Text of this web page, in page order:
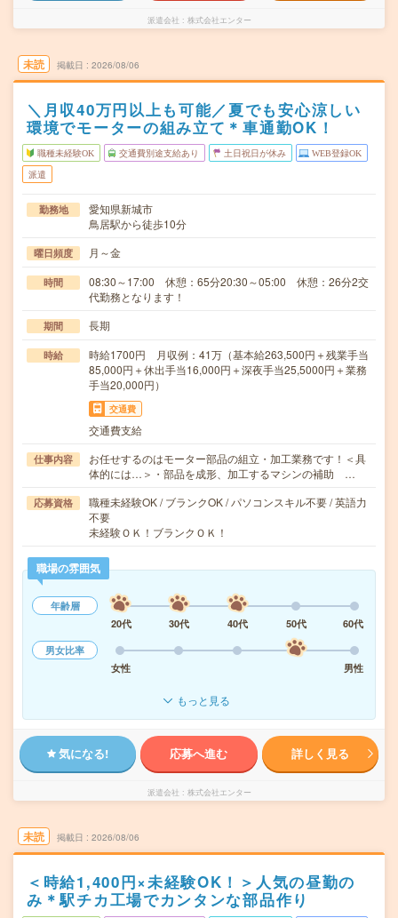
派遣会社 株式会社エンター
未読 掲載日 2026/08/06
＼月収40万円以上も可能／夏でも安心涼しい
環境でモーターの組み立て＊車通勤OK！
職種未経験OK 交通費別途支給あり 土日祝日が休み WEB登録OK
派遣
勤務地
愛知県新城市
鳥居駅から徒歩10分
曜日頻度 月～金
時間
08:30～17:00 休憩：65分20:30～05:00 休憩：26分2交
代勤務となります！
期間 長期
時給
時給1700円 月収例：41万（基本給263,500円＋残業手当
85,000円＋休出手当16,000円＋深夜手当25,5000円＋業務
手当20,000円）
交通費
交通費支給
仕事内容
お任せするのはモーター部品の組立・加工業務です！＜具
体的には…＞・部品を成形、加工するマシンの補助 …
応募資格
職種未経験OK / ブランクOK / パソコンスキル不要 / 英語力
不要
未経験ＯＫ！ブランクＯＫ！
職場の雰囲気
年齢層
20代
30代 40代 50代
60代
男女比率
女性
男性
もっと見る
気になる! 応募へ進む 詳しく見る
派遣会社 株式会社エンター
未読 掲載日 2026/08/06
＜時給1,400円×未経験OK！＞人気の昼勤の
み＊駅チカ工場でカンタンな部品作り